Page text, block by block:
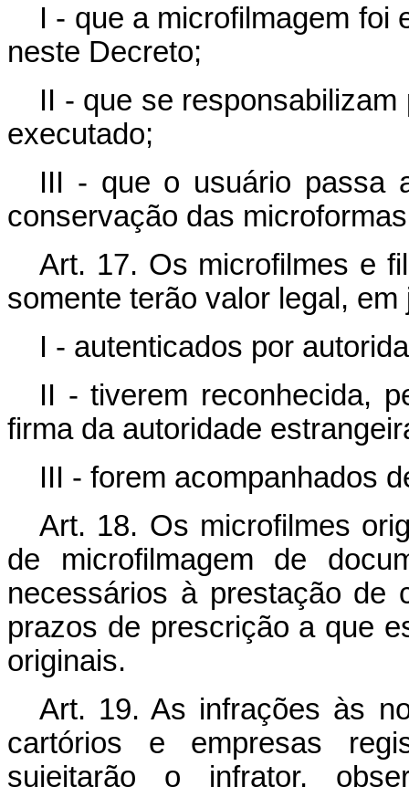
I - que a microfilmagem foi
neste Decreto;
II - que se
executado;
III - que o usuário passa
conservação das
Art. 17. Os microfilmes e
somente terão valor legal,
I - autenticados por
II - tiverem reconhecida,
firma da autoridade
III - forem acompanhados
Art. 18. Os microfilmes
de microfilmagem de
necessários à prestação de
prazos de prescrição a que
originais.
Art. 19. As infrações às
cartórios e empresas
sujeitarão o infrator,